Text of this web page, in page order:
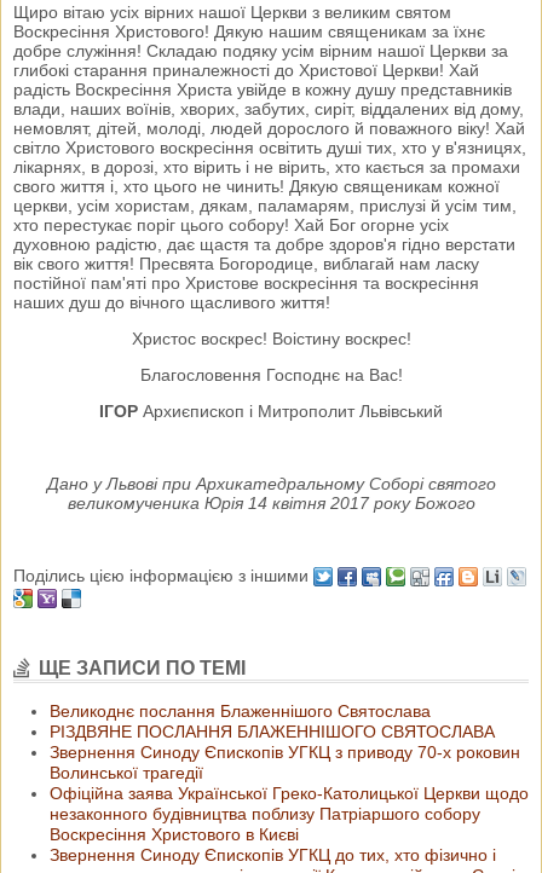
Щиро вітаю усіх вірних нашої Церкви з великим святом
Воскресіння Христового! Дякую нашим священикам за їхнє
добре служіння! Складаю подяку усім вірним нашої Церкви за
глибокі старання приналежності до Христової Церкви! Хай
радість Воскресіння Христа увійде в кожну душу представників
влади, наших воїнів, хворих, забутих, сиріт, віддалених від дому,
немовлят, дітей, молоді, людей дорослого й поважного віку! Хай
світло Христового воскресіння освітить душі тих, хто у в'язницях,
лікарнях, в дорозі, хто вірить і не вірить, хто кається за промахи
свого життя і, хто цього не чинить! Дякую священикам кожної
церкви, усім хористам, дякам, паламарям, прислузі й усім тим,
хто перестукає поріг цього собору! Хай Бог огорне усіх
духовною радістю, дає щастя та добре здоров'я гідно верстати
вік свого життя! Пресвята Богородице, виблагай нам ласку
постійної пам'яті про Христове воскресіння та воскресіння
наших душ до вічного щасливого життя!
Христос воскрес! Воістину воскрес!
Благословення Господнє на Вас!
ІГОР Архиєпископ і Митрополит Львівський
Дано у Львові при Архикатедральному Соборі святого
великомученика Юрія 14 квітня 2017 року Божого
Поділись цією інформацією з іншими
ЩЕ ЗАПИСИ ПО ТЕМІ
Великоднє послання Блаженнішого Cвятослава
РІЗДВЯНЕ ПОСЛАННЯ БЛАЖЕННІШОГО СВЯТОСЛАВА
Звернення Синоду Єпископів УГКЦ з приводу 70-х роковин
Волинської трагедії
Офіційна заява Української Греко-Католицької Церкви щодо
незаконного будівництва поблизу Патріаршого собору
Воскресіння Христового в Києві
Звернення Синоду Єпископів УГКЦ до тих, хто фізично і